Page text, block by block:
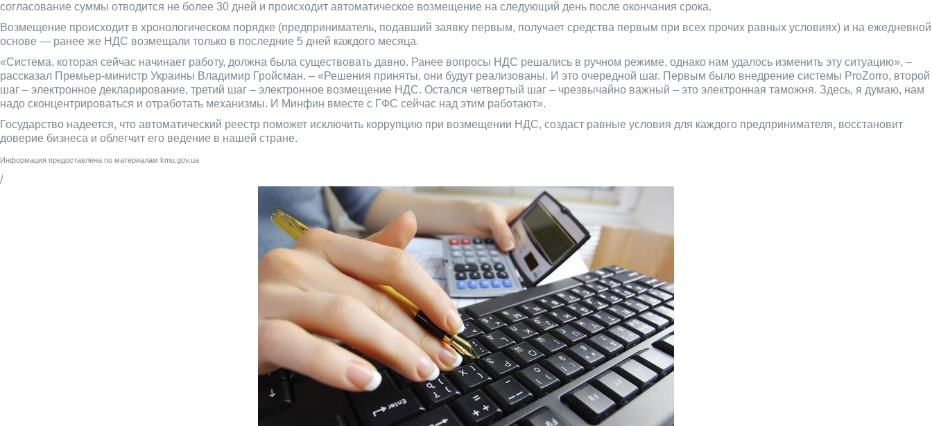
согласование суммы отводится не более 30 дней и происходит автоматическое возмещение на следующий день после окончания срока.
Возмещение происходит в хронологическом порядке (предприниматель, подавший заявку первым, получает средства первым при всех прочих равных условиях) и на ежедневной
основе — ранее же НДС возмещали только в последние 5 дней каждого месяца.
«Система, которая сейчас начинает работу, должна была существовать давно. Ранее вопросы НДС решались в ручном режиме, однако нам удалось изменить эту ситуацию», –
рассказал Премьер-министр Украины Владимир Гройсман. – «Решения приняты, они будут реализованы. И это очередной шаг. Первым было внедрение системы ProZorro, второй
шаг – электронное декларирование, третий шаг – электронное возмещение НДС. Остался четвертый шаг – чрезвычайно важный – это электронная таможня. Здесь, я думаю, нам
надо сконцентрироваться и отработать механизмы. И Минфин вместе с ГФС сейчас над этим работают».
Государство надеется, что автоматический реестр поможет исключить коррупцию при возмещении НДС, создаст равные условия для каждого предпринимателя, восстановит
доверие бизнеса и облегчит его ведение в нашей стране.
Информация предоставлена по материалам kmu.gov.ua
/